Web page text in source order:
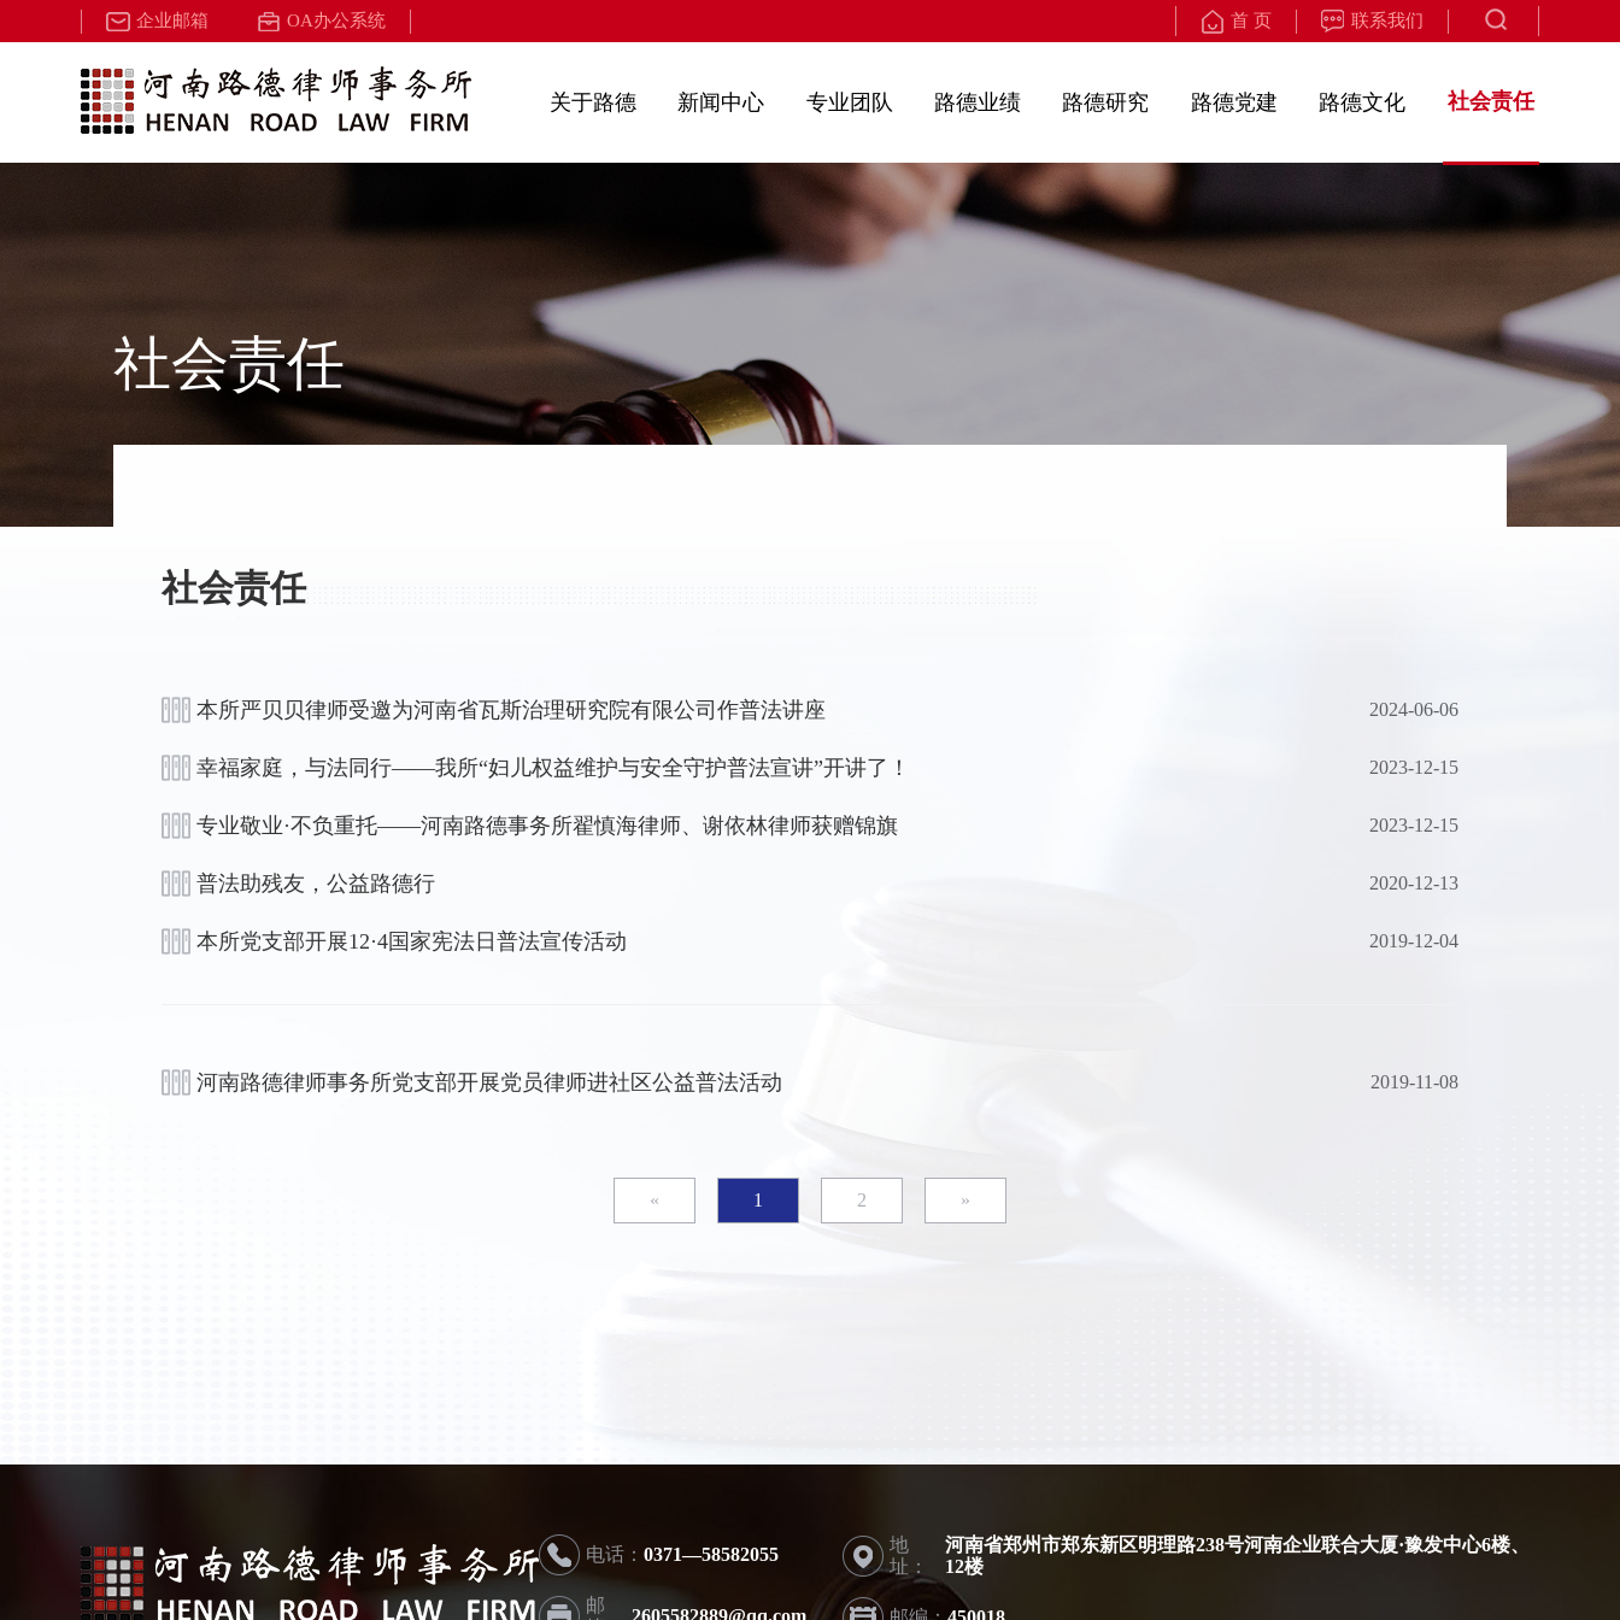
企业邮箱 OA办公系统 首 页 联系我们
关于路德 新闻中心 专业团队 路德业绩 路德研究 路德党建 路德文化 社会责任
社会责任
社会责任
本所严贝贝律师受邀为河南省瓦斯治理研究院有限公司作普法讲座 2024-06-06
幸福家庭，与法同行——我所“妇儿权益维护与安全守护普法宣讲”开讲了！ 2023-12-15
专业敬业·不负重托——河南路德事务所翟慎海律师、谢依林律师获赠锦旗 2023-12-15
普法助残友，公益路德行 2020-12-13
本所党支部开展12·4国家宪法日普法宣传活动 2019-12-04
河南路德律师事务所党支部开展党员律师进社区公益普法活动 2019-11-08
« 1 2 »
电话：0371—58582055
邮
地
址：
河南省郑州市郑东新区明理路238号河南企业联合大厦·豫发中心6楼、
12楼